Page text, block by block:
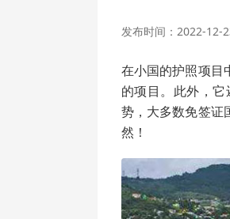
发布时间：2022-12-
在小国的护照项目
的项目。此外，
势，大多数免签证
然！